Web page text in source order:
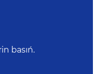
basıń.